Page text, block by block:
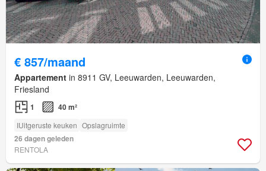
€ 857/maand
Appartement in 8911 GV, Leeuwarden, Leeuwarden,
Friesland
1 40 m²
IUitgeruste keuken Opslagruimte
26 dagen geleden
RENTOLA